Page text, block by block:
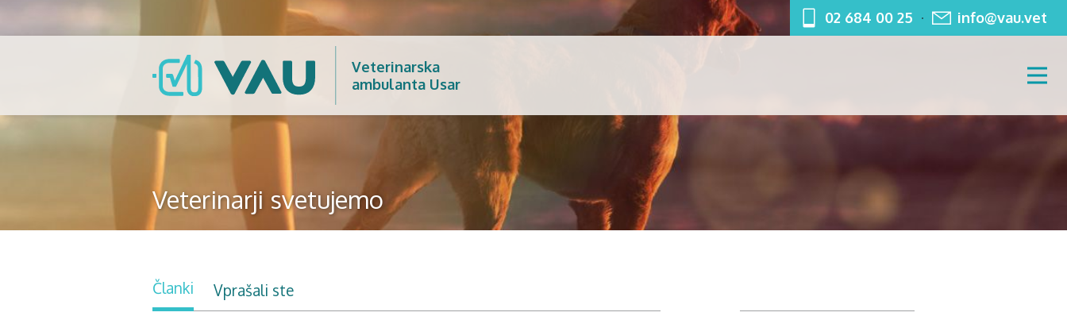
02 684 00 25 info@vau.vet
Veterinarska
ambulanta Usar
Veterinarji svetujemo
Članki Vprašali ste